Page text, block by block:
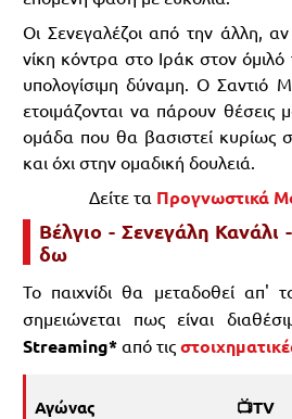
Οι Σενεγαλέζοι από την άλλη,
νίκη κόντρα στο Ιράκ στον
υπολογίσιμη δύναμη. Ο Σαντιό
ετοιμάζονται να πάρουν θέσεις
ομάδα που θα βασιστεί κυρίως
και όχι στην ομαδική δουλειά.
Δείτε τα Προγνωστικά
Βέλγιο - Σενεγάλη
δω
Το παιχνίδι θα μεταδοθεί απ'
σημειώνεται πως είναι
Streaming* από τις
Αγώνας 📺TV